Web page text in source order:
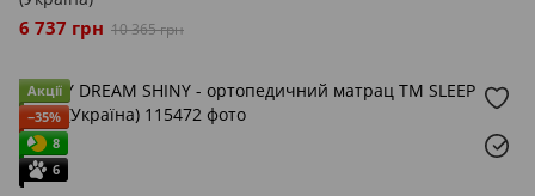
6 737 грн 10 365 грн
Акції
−35%
8
6